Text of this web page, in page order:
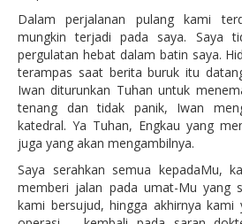
Dalam perjalanan pulang kami
mungkin terjadi pada saya. Saya
pergulatan hebat dalam batin saya.
terampas saat berita buruk itu
Iwan diturunkan Tuhan untuk
tenang dan tidak panik, Iwan
katedral. Ya Tuhan, Engkau yang
juga yang akan mengambilnya.
Saya serahkan semua kepadaMu,
memberi jalan pada umat-Mu yang
kami bersujud, hingga akhirnya